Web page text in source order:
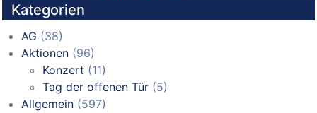
Kategorien
AG (38)
Aktionen (96)
Konzert (11)
Tag der offenen Tür (5)
Allgemein (597)